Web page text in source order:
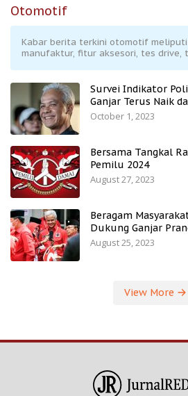
Otomotif
Kabar berita terkini otomotif
manufaktur, fitur aksesori, tes drive,
Survei Indikator
Ganjar Terus Naik
October 1, 2023
Bersama Tangkal
Pemilu 2024
August 27, 2023
Beragam
Dukung Ganjar
August 25, 2023
View More